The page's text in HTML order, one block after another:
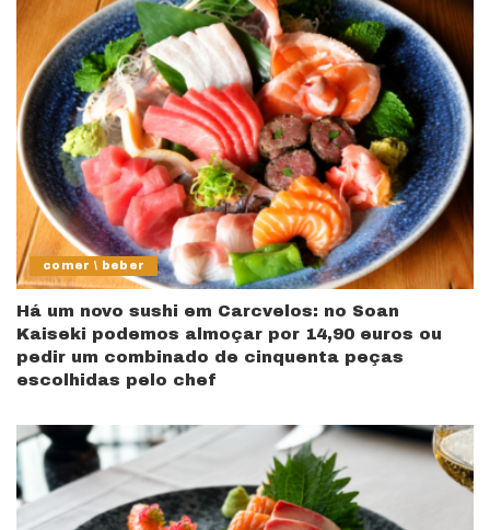
comer \ beber
Há um novo sushi em Carcvelos: no Soan
Kaiseki podemos almoçar por 14,90 euros ou
pedir um combinado de cinquenta peças
escolhidas pelo chef